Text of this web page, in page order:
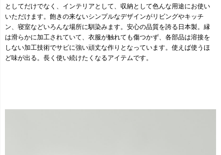
としてだけでなく、インテリアとして、収納として色んな用途にお使い
いただけます。飽きの来ないシンプルなデザインがリビングやキッチ
ン、寝室などいろんな場所に馴染みます。安心の品質を誇る日本製。縁
は滑らかに加工されていて、衣服が触れても傷つかず、各部品は溶接を
しない加工技術でサビに強い頑丈な作りとなっています。使えば使うほ
ど味が出る。長く使い続けたくなるアイテムです。